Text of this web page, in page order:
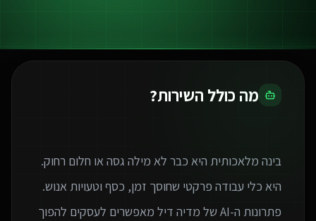
מה כולל השירות?
בינה מלאכותית היא כבר לא מילה גסה או חלום רחוק.
פתרונות ה-AI של מדיה דיל מאפשרים לעסקים להפוך